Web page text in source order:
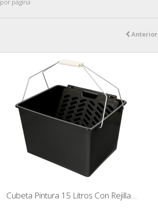
por página
Anterior
Cubeta Pintura 15 Litros Con Rejilla....